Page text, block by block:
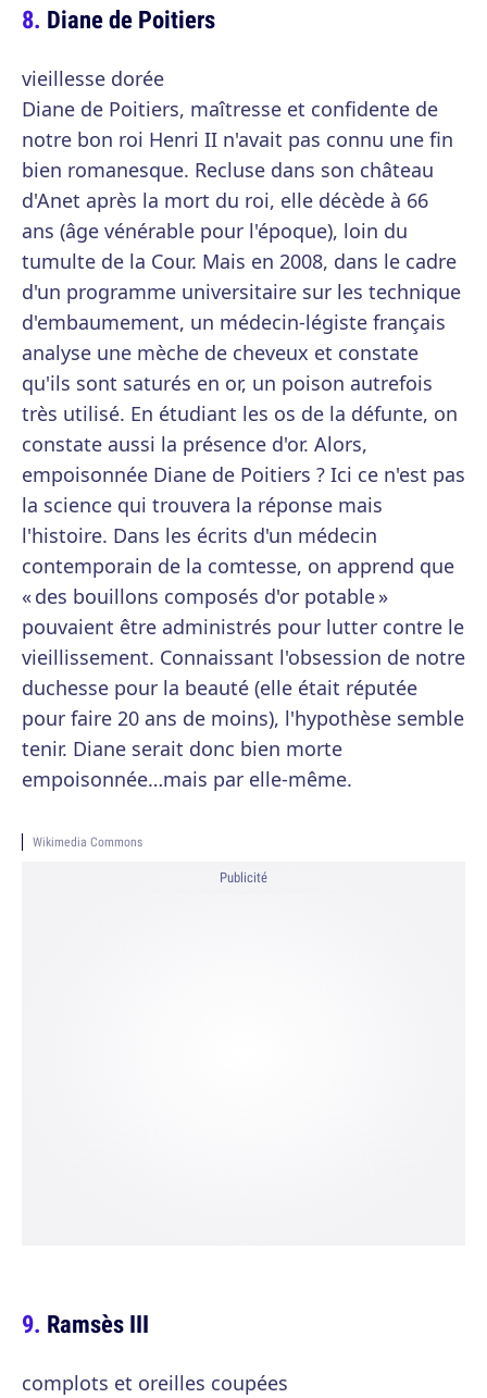
Diane de Poitiers
vieillesse dorée
Diane de Poitiers, maîtresse et confidente de
notre bon roi Henri II n'avait pas connu une fin
bien romanesque. Recluse dans son château
d'Anet après la mort du roi, elle décède à 66
ans (âge vénérable pour l'époque), loin du
tumulte de la Cour. Mais en 2008, dans le cadre
d'un programme universitaire sur les technique
d'embaumement, un médecin-légiste français
analyse une mèche de cheveux et constate
qu'ils sont saturés en or, un poison autrefois
très utilisé. En étudiant les os de la défunte, on
constate aussi la présence d'or. Alors,
empoisonnée Diane de Poitiers ? Ici ce n'est pas
la science qui trouvera la réponse mais
l'histoire. Dans les écrits d'un médecin
contemporain de la comtesse, on apprend que
« des bouillons composés d'or potable »
pouvaient être administrés pour lutter contre le
vieillissement. Connaissant l'obsession de notre
duchesse pour la beauté (elle était réputée
pour faire 20 ans de moins), l'hypothèse semble
tenir. Diane serait donc bien morte
empoisonnée…mais par elle-même.
Wikimedia Commons
Publicité
Ramsès III
complots et oreilles coupées